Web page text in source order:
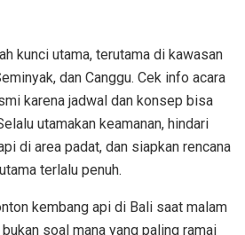
kunci utama, terutama di kawasan
dan Canggu. Cek info acara
karena jadwal dan konsep bisa
utamakan keamanan, hindari
di area padat, dan siapkan rencana
terlalu penuh.
kembang api di Bali saat malam
soal mana yang paling ramai